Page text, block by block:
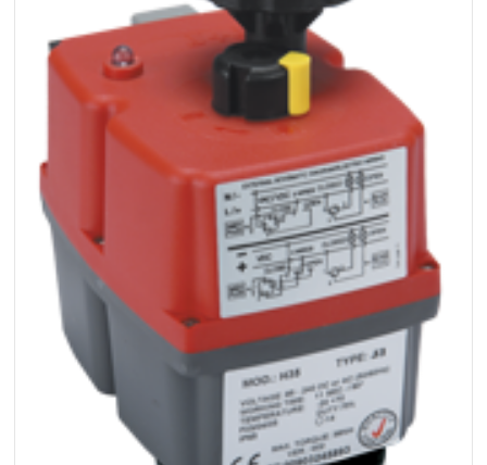
+48 669 834 274
uszczelnienia@chss.pl
+48 731 349 406
info@chss.pl
Centrum Hydrauliki Siłowej Jawor
59-400 Jawor, ul. Kuziennicza 5, POLSKA
Biuro obsługi klienta:
+48 535 424 483
+48 665 001 660
jawor@chss.pl
PN-PT: 7:00 - 16:00
Magazyn 24H:
+48 665 001 770
Projektowanie i budowa układów:
POWER HYDRAULICS SOLUTIONS